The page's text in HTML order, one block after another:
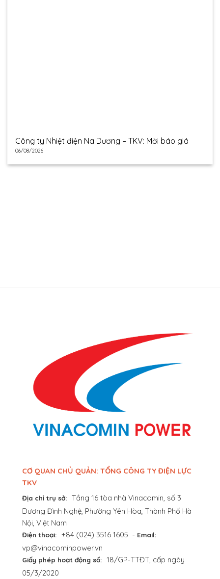
Công ty Nhiệt điện Na Dương – TKV: Mời báo giá
06/08/2026
CƠ QUAN CHỦ QUẢN: TỔNG CÔNG TY ĐIỆN LỰC
TKV
Địa chỉ trụ sở: Tầng 16 tòa nhà Vinacomin, số 3
Dương Đình Nghệ, Phường Yên Hòa, Thành Phố Hà
Nội, Việt Nam
Điện thoại: +84 (024) 3516 1605 - Email:
vp@vinacominpower.vn
Giấy phép hoạt động số: 18/GP-TTĐT, cấp ngày
05/3/2020